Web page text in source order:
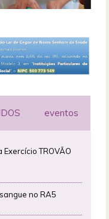
eventos
Exercício TROVÃO
no RA5